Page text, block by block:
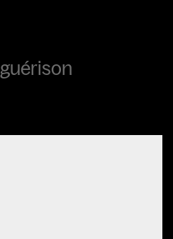
guérison